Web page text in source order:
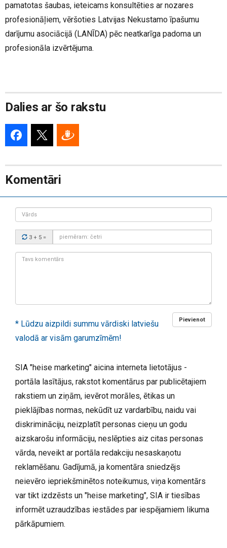
pamatotas šaubas, ieteicams konsultēties ar nozares
profesionāļiem, vēršoties Latvijas Nekustamo īpašumu
darījumu asociācijā (LANĪDA) pēc neatkarīga padoma un
profesionāla izvērtējuma.
Dalies ar šo rakstu
Komentāri
Vārds
Drošības
kods:
3 + 5 =
Tavs
Pievienot
* Lūdzu aizpildi summu vārdiski latviešu
valodā ar visām garumzīmēm!
SIA "heise marketing" aicina interneta lietotājus -
portāla lasītājus, rakstot komentārus par publicētajiem
rakstiem un ziņām, ievērot morāles, ētikas un
pieklājības normas, nekūdīt uz vardarbību, naidu vai
diskrimināciju, neizplatīt personas cieņu un godu
aizskarošu informāciju, neslēpties aiz citas personas
vārda, neveikt ar portāla redakciju nesaskaņotu
reklamēšanu. Gadījumā, ja komentāra sniedzējs
neievēro iepriekšminētos noteikumus, viņa komentārs
var tikt izdzēsts un "heise marketing", SIA ir tiesības
informēt uzraudzības iestādes par iespējamiem likuma
pārkāpumiem.